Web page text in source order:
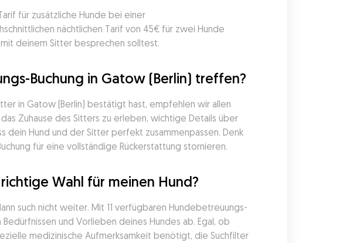
für zusätzliche Hunde bei einer
nächtlichen Tarif von 45€ für zwei Hunde
deinem Sitter besprechen solltest.
Buchung in Gatow (Berlin) treffen?
in Gatow (Berlin) bestätigt hast, empfehlen wir allen
Zuhause des Sitters zu erleben, wichtige Details über
Hund und der Sitter perfekt zusammenpassen. Denk
für eine vollständige Rückerstattung stornieren.
Wahl für meinen Hund?
such nicht weiter. Mit 11 verfügbaren Hundebetreuungs-
und Vorlieben deines Hundes ab. Egal, ob
medizinische Aufmerksamkeit benötigt, die Suchfilter